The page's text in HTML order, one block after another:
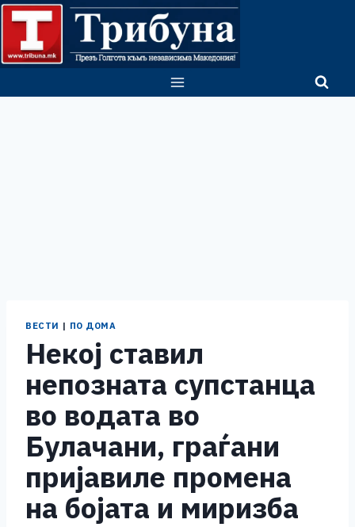
Skip
content
ВЕСТИ | ПО ДОМА
Некој ставил
непозната супстанца
во водата во
Булачани, граѓани
пријавиле промена
на бојата и миризба